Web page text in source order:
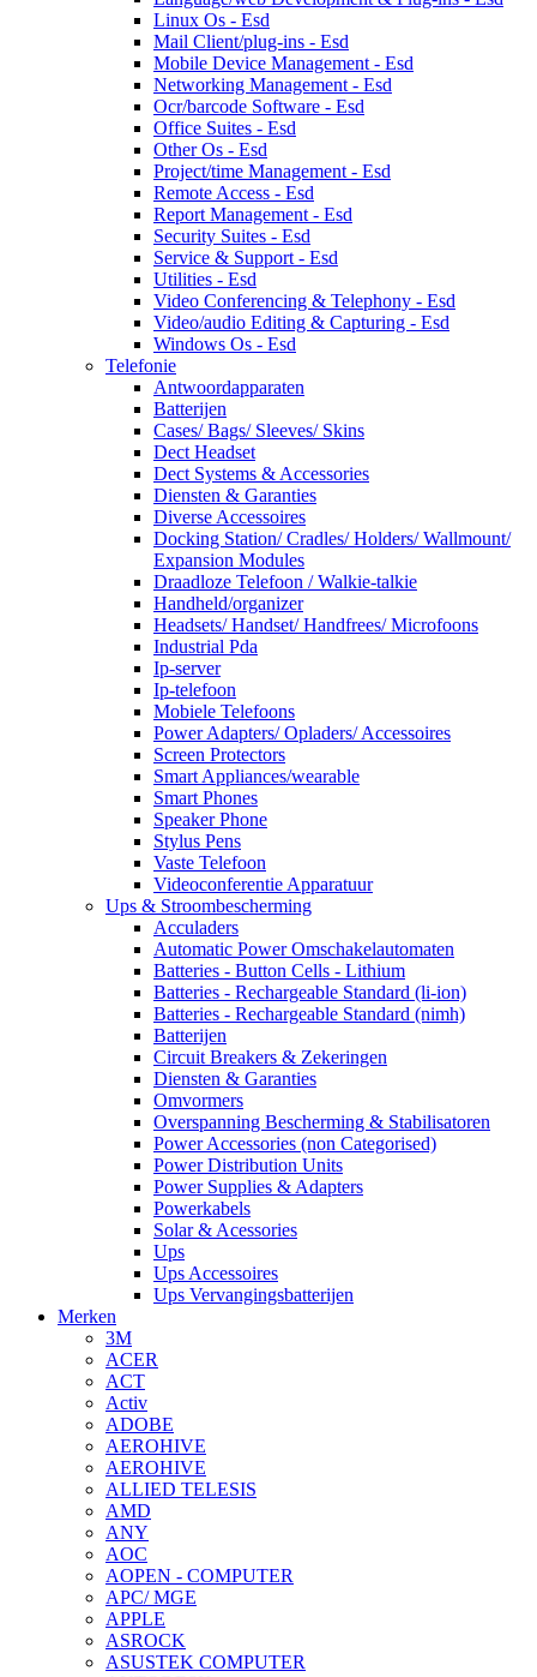
Linux Os - Esd
Mail Client/plug-ins - Esd
Mobile Device Management - Esd
Networking Management - Esd
Ocr/barcode Software - Esd
Office Suites - Esd
Other Os - Esd
Project/time Management - Esd
Remote Access - Esd
Report Management - Esd
Security Suites - Esd
Service & Support - Esd
Utilities - Esd
Video Conferencing & Telephony - Esd
Video/audio Editing & Capturing - Esd
Windows Os - Esd
Telefonie
Antwoordapparaten
Batterijen
Cases/ Bags/ Sleeves/ Skins
Dect Headset
Dect Systems & Accessories
Diensten & Garanties
Diverse Accessoires
Docking Station/ Cradles/ Holders/ Wallmount/
Expansion Modules
Draadloze Telefoon / Walkie-talkie
Handheld/organizer
Headsets/ Handset/ Handfrees/ Microfoons
Industrial Pda
Ip-server
Ip-telefoon
Mobiele Telefoons
Power Adapters/ Opladers/ Accessoires
Screen Protectors
Smart Appliances/wearable
Smart Phones
Speaker Phone
Stylus Pens
Vaste Telefoon
Videoconferentie Apparatuur
Ups & Stroombescherming
Acculaders
Automatic Power Omschakelautomaten
Batteries - Button Cells - Lithium
Batteries - Rechargeable Standard (li-ion)
Batteries - Rechargeable Standard (nimh)
Batterijen
Circuit Breakers & Zekeringen
Diensten & Garanties
Omvormers
Overspanning Bescherming & Stabilisatoren
Power Accessories (non Categorised)
Power Distribution Units
Power Supplies & Adapters
Powerkabels
Solar & Acessories
Ups
Ups Accessoires
Ups Vervangingsbatterijen
Merken
3M
ACER
ACT
Activ
ADOBE
AEROHIVE
AEROHIVE
ALLIED TELESIS
AMD
ANY
AOC
AOPEN - COMPUTER
APC/ MGE
APPLE
ASROCK
ASUSTEK COMPUTER